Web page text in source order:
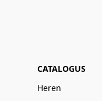
CATALOGUS
Heren